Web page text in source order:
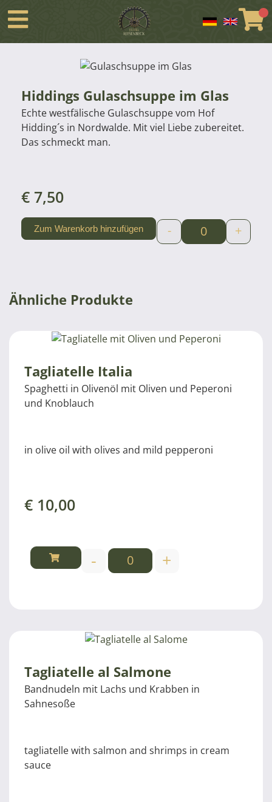
Hiddings Gulaschsuppe im Glas
Echte westfälische Gulaschsuppe vom Hof
Hidding´s in Nordwalde. Mit viel Liebe zubereitet.
Das schmeckt man.
€ 7,50
- +
Zum Warenkorb hinzufügen
Ähnliche Produkte
Tagliatelle Italia
Spaghetti in Olivenöl mit Oliven und Peperoni
und Knoblauch
in olive oil with olives and mild pepperoni
€ 10,00
- +
Tagliatelle al Salmone
Bandnudeln mit Lachs und Krabben in
Sahnesoße
tagliatelle with salmon and shrimps in cream
sauce